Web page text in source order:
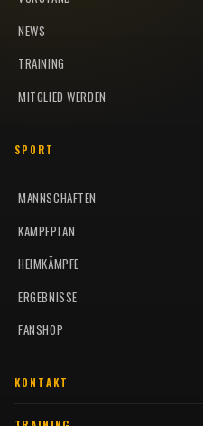
NEWS
TRAINING
MITGLIED WERDEN
SPORT
MANNSCHAFTEN
KAMPFPLAN
HEIMKÄMPFE
ERGEBNISSE
FANSHOP
KONTAKT